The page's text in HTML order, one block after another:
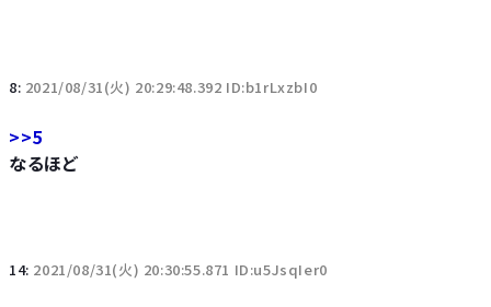
8: 2021/08/31(火) 20:29:48.392 ID:b1rLxzbI0
>>5
なるほど
14: 2021/08/31(火) 20:30:55.871 ID:u5JsqIer0